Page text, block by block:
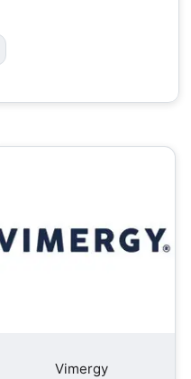
Vimergy